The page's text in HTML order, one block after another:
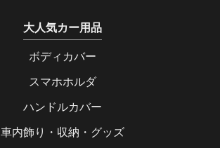
大人気カー用品
ボディカバー
スマホホルダ
ハンドルカバー
車内飾り・収納・グッズ